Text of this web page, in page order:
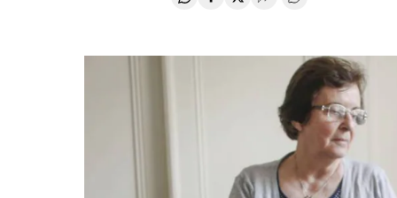
Compartir en Whatsapp
Compartir en Facebook
Compartir en Twitter
Desplegar Redes
Comentários